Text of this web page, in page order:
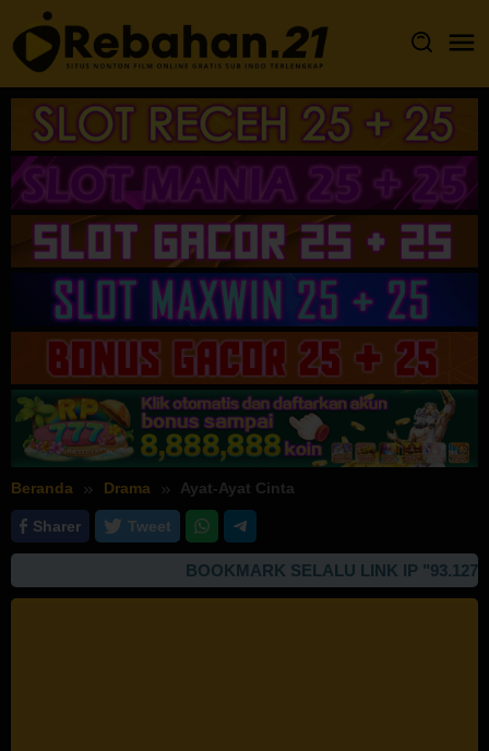
Loncat
ke
konten
Beranda Drama Ayat-Ayat Cinta
Sharer Tweet
BOOKMARK SELALU LINK IP